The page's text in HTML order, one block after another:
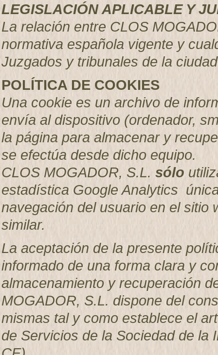
LEGISLACIÓN APLICABLE Y
La relación entre CLOS
normativa española vigente y
Juzgados y tribunales de la
POLÍTICA DE COOKIES
Una cookie es un archivo de
envía al dispositivo (ordenador,
la página para almacenar y
se efectúa desde dicho equipo.
CLOS MOGADOR, S.L. sólo
estadística Google Analytics
navegación del usuario en el sitio
similar.
La aceptación de la presente
informado de una forma clara y
almacenamiento y recuperación
MOGADOR, S.L. dispone del
mismas tal y como establece el
de Servicios de la Sociedad de la